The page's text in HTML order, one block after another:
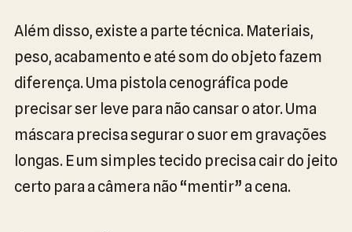
Além disso, existe a parte técnica. Materiais,
peso, acabamento e até som do objeto fazem
diferença. Uma pistola cenográfica pode
precisar ser leve para não cansar o ator. Uma
máscara precisa segurar o suor em gravações
longas. E um simples tecido precisa cair do jeito
certo para a câmera não “mentir” a cena.